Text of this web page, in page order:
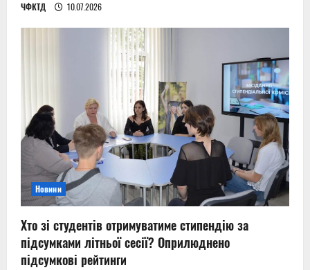
ЧФКТД 10.07.2026
Новини
Хто зі студентів отримуватиме стипендію за
підсумками літньої сесії? Оприлюднено
підсумкові рейтинги